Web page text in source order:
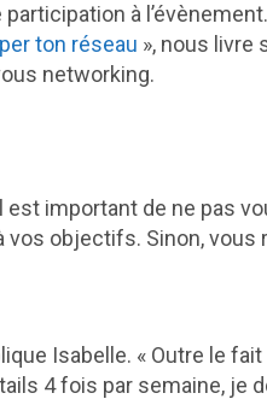
à
ton réseau », nous livre
networking.
important de ne pas
objectifs. Sinon, vous
Isabelle. « Outre le
4 fois par semaine, je